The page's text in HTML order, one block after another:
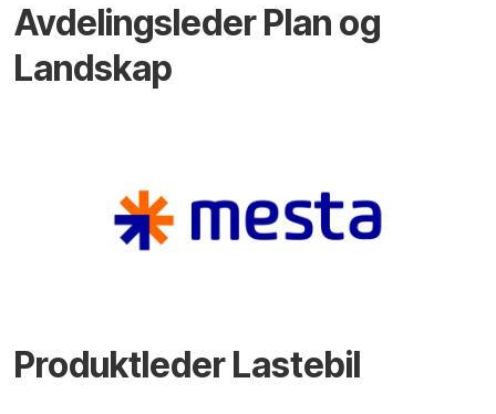
Avdelingsleder Plan og
Landskap
Produktleder Lastebil